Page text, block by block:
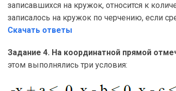
записавшихся на кружок, относится к
записалось на кружок по черчению, если
Скачать ответы
Задание 4. На координатной прямой
этом выполнялись три условия: